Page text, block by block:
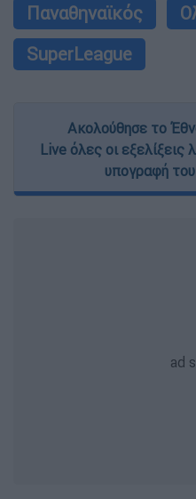
Παναθηναϊκός
SuperLeague
Ακολούθησε το
Live όλες οι
υπογραφή